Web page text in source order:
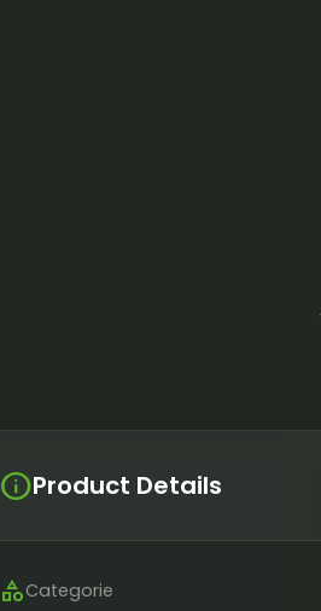
infoProduct Details
categoryCategorie